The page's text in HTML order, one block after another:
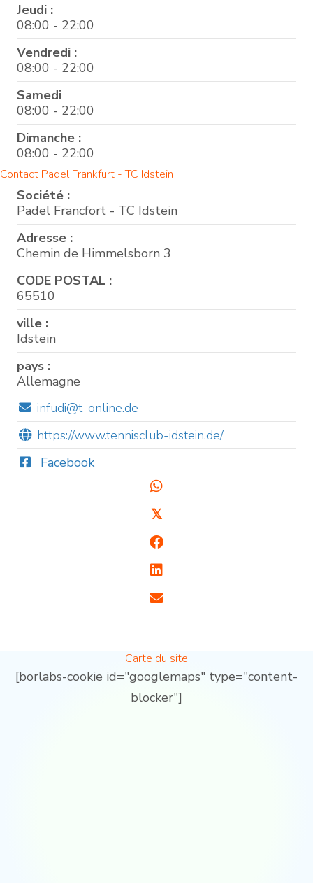
Jeudi :
08:00 - 22:00
Vendredi :
08:00 - 22:00
Samedi
08:00 - 22:00
Dimanche :
08:00 - 22:00
Contact Padel Frankfurt - TC Idstein
Société :
Padel Francfort - TC Idstein
Adresse :
Chemin de Himmelsborn 3
CODE POSTAL :
65510
ville :
Idstein
pays :
Allemagne
infudi@t-online.de
https://www.tennisclub-idstein.de/
Facebook
𝕏
Carte du site
[borlabs-cookie id="googlemaps" type="content-
blocker"]